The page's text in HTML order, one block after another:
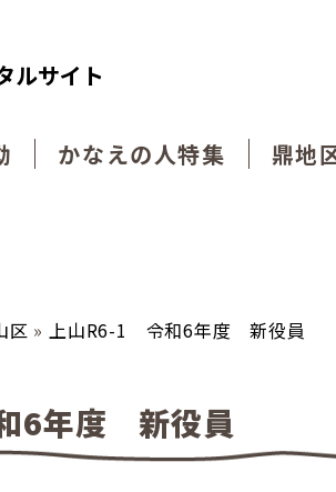
ルサイト
かなえの人特集 鼎地
区 » 上山R6-1 令和6年度 新役員
6年度 新役員